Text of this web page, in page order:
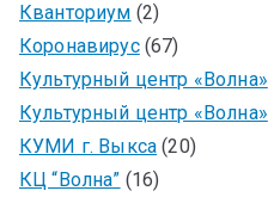
Кванториум (2)
Коронавирус(67)
Культурный центр «Волна»
Культурный центр «Волна»
КУМИ г. Выкса (20)
КЦ “Волна” (16)